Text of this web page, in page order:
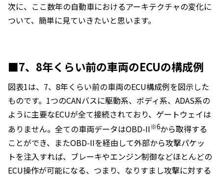
次に、ここ数年の自動車におけるアーキテクチャの変化に
ついて、簡単に見ていきたいと思います。
■7、8年くらい前の車両のECUの構成例
図表1は、7、8年くらい前の車両のECU構成例を図示した
ものです。1つのCANバスに駆動系、ボディ系、ADAS系の
ように主要なECUが全て接続されており、ゲートウェイは
ありません。全ての車両データはOBD-II※6から取得する
ことができ、またOBD-IIを経由して外部から攻撃パケッ
トを注入すれば、ブレーキやエンジン制御などほとんどの
ECU操作が可能になる、つまり、なりすまし攻撃に対する